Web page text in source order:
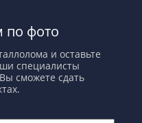
фото
и оставьте
специалисты
сможете сдать